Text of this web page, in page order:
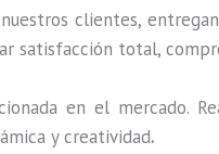
clientes,
satisfacción total,
en el mercado.
y creatividad.